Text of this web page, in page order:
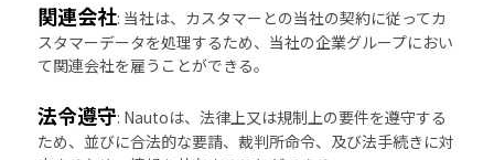
関連会社: 当社は、カスタマーとの当社の契約に従ってカ
スタマーデータを処理するため、当社の企業グループにおい
て関連会社を雇うことができる。
法令遵守: Nautoは、法律上又は規制上の要件を遵守する
ため、並びに合法的な要請、裁判所命令、及び法手続きに対